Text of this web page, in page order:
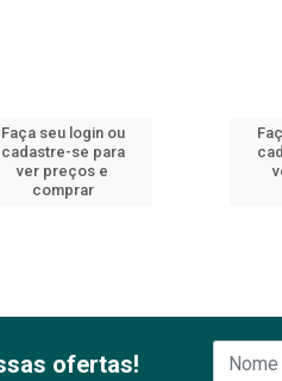
Faça seu login ou
cadastre-se para
ver preços e
comprar
ofertas!